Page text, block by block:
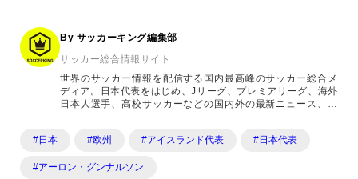
By サッカーキング編集部
サッカー総合情報サイト
世界のサッカー情報を配信する国内最高峰のサッカー総合メ
ディア。日本代表をはじめ、Jリーグ、プレミアリーグ、海外
日本人選手、高校サッカーなどの国内外の最新ニュース、コ
ます。「X」「Instagram」「YouTube」「TikTok」など、
#日本 #欧州 #アイスランド代表 #日本代表
#アーロン・グンナルソン